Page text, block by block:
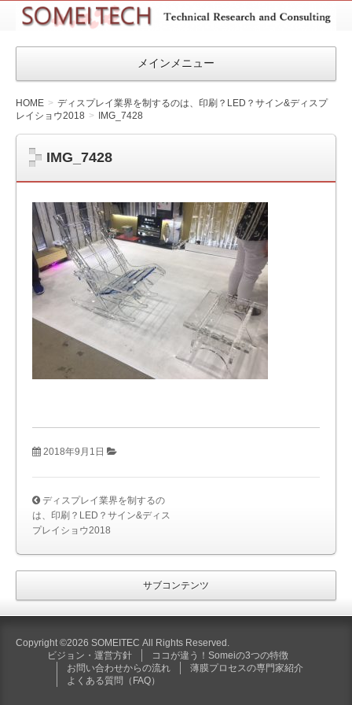
SOMEITEC
メインメニュー
HOME
ディスプレイ業界を制するのは、印刷？LED？サイン&ディスプ
レイショウ2018
IMG_7428
IMG_7428
2018年9月1日
ディスプレイ業界を制するの
は、印刷？LED？サイン&ディス
プレイショウ2018
サブコンテンツ
Copyright ©2026 SOMEITEC All Rights Reserved.
ビジョン・運営方針
ココが違う！Someiの3つの特徴
お問い合わせからの流れ
薄膜プロセスの専門家紹介
よくある質問（FAQ）